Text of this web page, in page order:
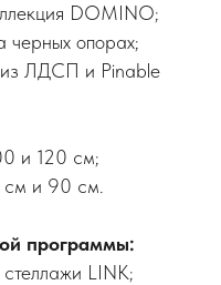
DOMINO;
черных опорах;
из ЛДСП и Pinable
и 120 см;
см и 90 см.
программы:
LINK;